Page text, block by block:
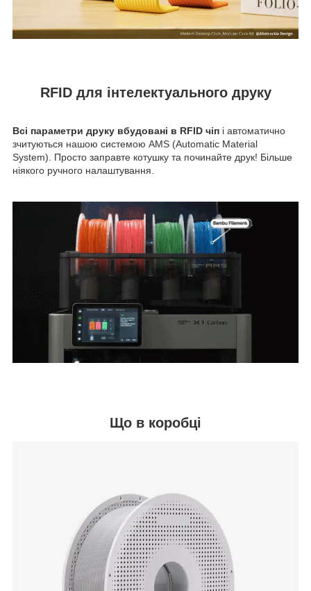
RFID для інтелектуального друку
Всі параметри друку вбудовані в RFID чіп і автоматично
зчитуються нашою системою AMS (Automatic Material
System). Просто заправте котушку та починайте друк! Більше
ніякого ручного налаштування.
Що в коробці